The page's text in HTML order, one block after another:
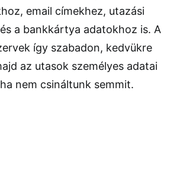
email címekhez, utazási
a bankkártya adatokhoz is. A
így szabadon, kedvükre
az utasok személyes adatai
nem csináltunk semmit.